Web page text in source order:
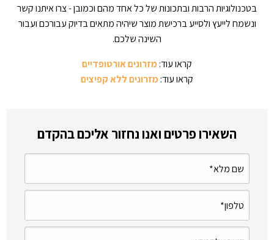
בטכנולוגיות הרבות ובתכונות של כל אחד מהם וכמובן - צרו איתנו קשר
ונשמח לייעץ ולסייע ברכישת מוצר שיהיה מתאים בדיוק עבורכם ועבור
השינה שלכם.
קראו עוד:מזרונים אורטופדיים
קראו עוד:מזרונים ללא קפיצים
השאירו פרטים ואנו נחזור אליכם בהקדם